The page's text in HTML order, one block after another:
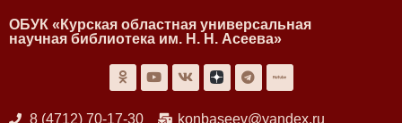
ОБУК «Курская областная универсальная
научная библиотека им. Н. Н. Асеева»
8 (4712) 70-17-30 konbaseev@yandex.ru